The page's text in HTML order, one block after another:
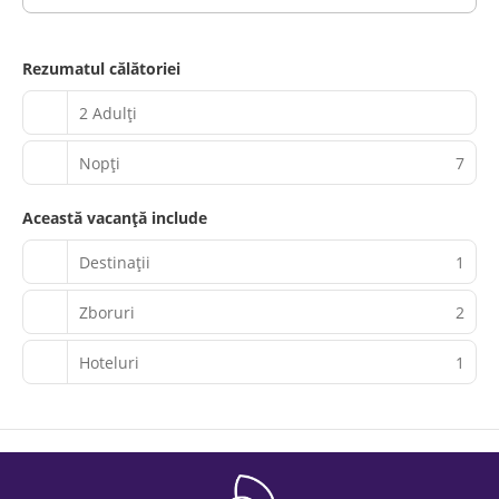
Rezumatul călătoriei
2 Adulți
Nopţi 7
Această vacanță include
Destinații 1
Zboruri 2
Hoteluri 1